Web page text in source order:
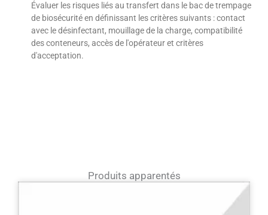
Évaluer les risques liés au transfert dans le bac de trempage
de biosécurité en définissant les critères suivants : contact
avec le désinfectant, mouillage de la charge, compatibilité
des conteneurs, accès de l'opérateur et critères
d'acceptation.
Produits apparentés